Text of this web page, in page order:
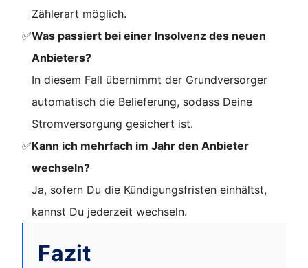
Zählerart möglich.
✅Was passiert bei einer Insolvenz des neuen
Anbieters?
In diesem Fall übernimmt der Grundversorger
automatisch die Belieferung, sodass Deine
Stromversorgung gesichert ist.
✅Kann ich mehrfach im Jahr den Anbieter
wechseln?
Ja, sofern Du die Kündigungsfristen einhältst,
kannst Du jederzeit wechseln.
Fazit